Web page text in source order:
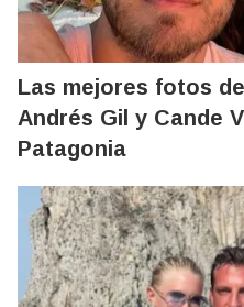
Las mejores fotos
Andrés Gil y Cande
Patagonia